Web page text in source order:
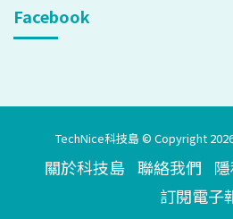
Facebook
TechNice科技島 © Copyright
關於科技島 聯絡我們
訂閱電子